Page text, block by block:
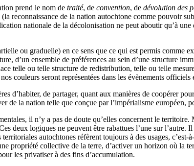
prend le nom de traité, de convention, de dévolution des
reconnaissance de la nation autochtone comme pouvoir
nationale de la décolonisation ne peut aboutir qu’à
ou graduelle) en ce sens que ce qui est permis
d’un ensemble de préférences au sein d’une structure
telle ou telle structure de redistribution, telle ou telle
couleurs seront représentées dans les évènements
d’habiter, de partager, quant aux manières de coopérer
de la nation telle que conçue par l’impérialisme européen,
il n’y a pas de doute qu’elles concernent le
deux logiques ne peuvent être rabattues l’une sur
autochtones réfèrent toujours à des usages,
propriété collective de la terre, d’activer un horizon où la
les privatiser à des fins d’accumulation.